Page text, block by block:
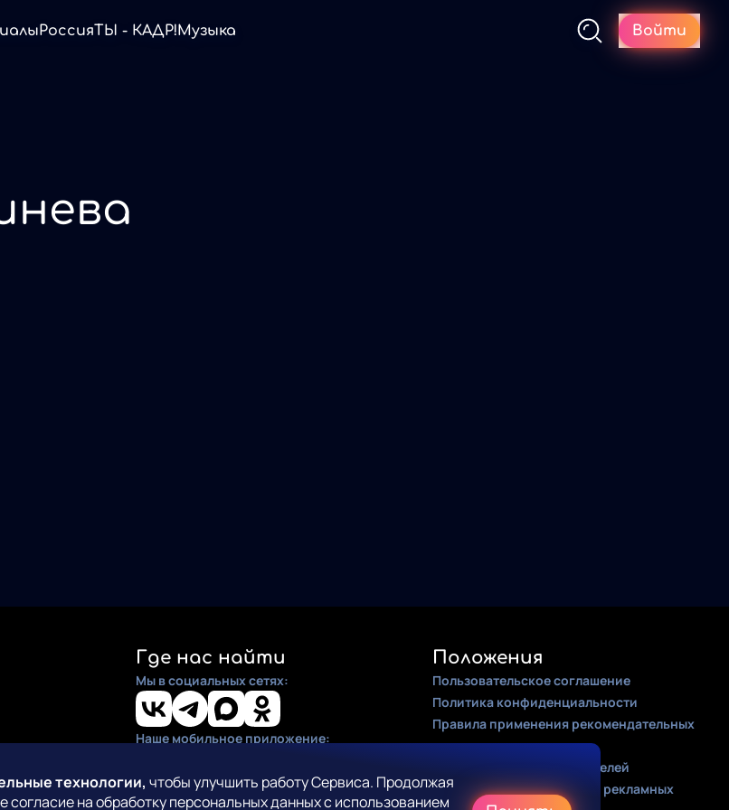
РоссияТЫ - КАДР!Музыка Войти
технологии, чтобы улучшить работу Сервиса. Продолжая
на обработку персональных данных с использованием
Где нас найти
Мы в социальных сетях:
Наше мобильное приложение:
Положения
Пользовательское соглашение
Политика конфиденциальности
Правила применения рекомендательных
алгоритмов
Оферта для правообладателей
Соглашение на получение рекламных